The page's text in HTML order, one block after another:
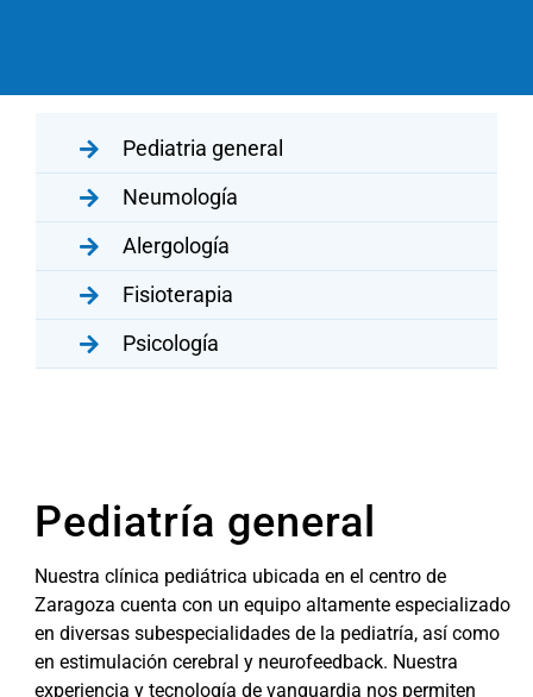
Pediatria general
Neumología
Alergología
Fisioterapia
Psicología
Pediatría general
Nuestra clínica pediátrica ubicada en el centro de
Zaragoza cuenta con un equipo altamente especializado
en diversas subespecialidades de la pediatría, así como
en estimulación cerebral y neurofeedback. Nuestra
experiencia y tecnología de vanguardia nos permiten